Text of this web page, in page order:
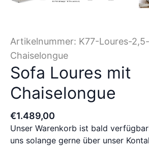
Artikelnummer: K77-Loures-
Chaiselongue
Sofa Loures mit
Chaiselongue
€1.489,00
Unser Warenkorb ist bald
uns solange gerne über unser